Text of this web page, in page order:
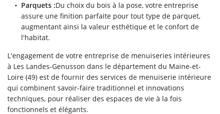
Parquets :Du choix du bois à la pose, votre entreprise
assure une finition parfaite pour tout type de parquet,
augmentant ainsi la valeur esthétique et le confort de
l'habitat.
L'engagement de votre entreprise de menuiseries intérieures
à Les Landes-Genusson dans le département du Maine-et-
Loire (49) est de fournir des services de menuiserie intérieure
qui combinent savoir-faire traditionnel et innovations
techniques, pour réaliser des espaces de vie à la fois
fonctionnels et élégants.